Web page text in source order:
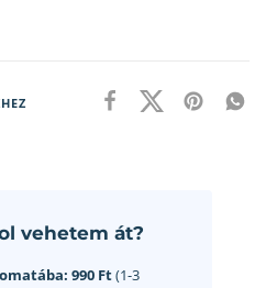
vehetem át?
990 Ft(1-3